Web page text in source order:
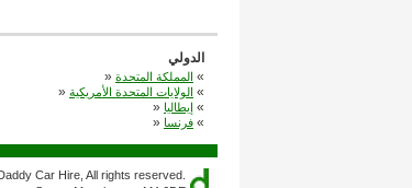
الدولي
» المملكة المتحدة «
» الولايات المتحدة الأمريكية «
» إيطاليا «
» فرنسا «
Car Hire, All rights reserved.